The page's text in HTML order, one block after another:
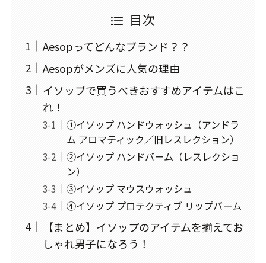
目次
Aesopってどんなブランド？？
Aesopがメンズに人気の理由
イソップで買うべきおすすめアイテムはこ
れ！
①イソップ ハンドウォッシュ（アンドラ
ム アロマティック／旧レスレクション）
②イソップ ハンドバーム（レスレクショ
ン）
③イソップ マウスウォッシュ
④イソップ プロテクティブ リップバーム
【まとめ】イソップのアイテムを揃えてお
しゃれ男子になろう！